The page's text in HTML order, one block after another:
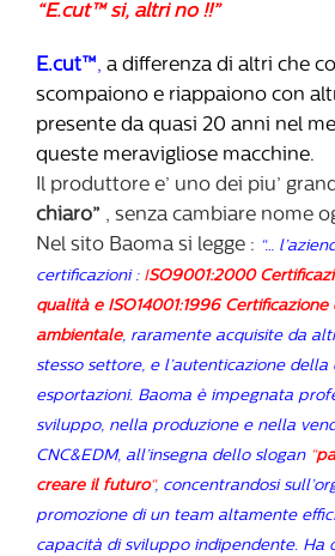
“E.cut™si, altri no !!”
E.cut™, a differenza di altri che
scompaiono e riappaiono con
presente da quasi 20 anni nel
queste meravigliose macchine.
Il produttore e’ uno dei piu’
chiaro” , senza cambiare nome
Nel sito Baoma si legge : “…
certificazioni : ISO9001:2000
qualità e ISO14001:1996 Certificazione
ambientale, raramente acquisite da
stesso settore, e l’autenticazione
esportazioni. Baoma è impegnata
sviluppo, nella produzione e nella
CNC&EDM, all’insegna dello slogan “
creare il futuro“, concentrandosi
promozione di un team altamente
capacità di sviluppo indipendente. Ha